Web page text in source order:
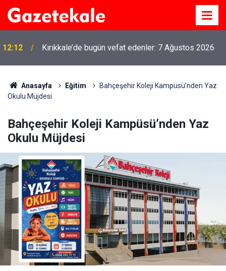
12:12 Kırıkkale’de bugün vefat edenler: 7 Ağustos 2026
Anasayfa Eğitim
Bahçeşehir Koleji Kampüsü’nden Yaz
Okulu Müjdesi
Bahçeşehir Koleji Kampüsü’nden Yaz
Okulu Müjdesi